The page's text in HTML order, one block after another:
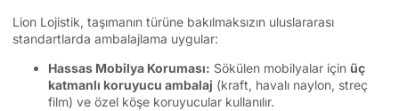
Lion Lojistik, taşımanın türüne bakılmaksızın uluslararası
standartlarda ambalajlama uygular:
Hassas Mobilya Koruması: Sökülen mobilyalar için üç
katmanlı koruyucu ambalaj (kraft, havalı naylon, streç
film) ve özel köşe koruyucular kullanılır.